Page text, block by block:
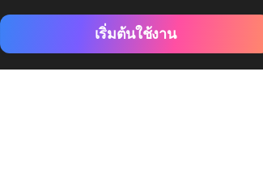
เริ่มต้นใช้งาน